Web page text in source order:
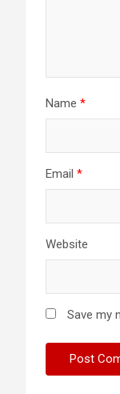
Name *
Email *
Website
Save my